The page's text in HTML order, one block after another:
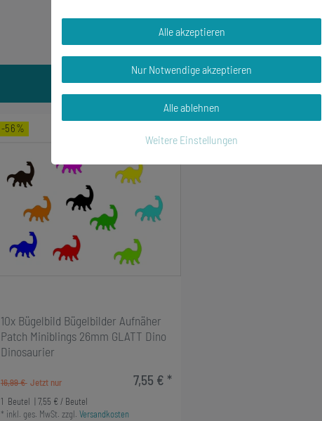
-56%
10x Bügelbild Bügelbilder Aufnäher
Patch Miniblings 26mm GLATT Dino
Dinosaurier
16,99 € 7,55 € *
1 Beutel
| 7,55 € / Beutel
* inkl. ges. MwSt. zzgl. Versandkosten
Alle akzeptieren
Nur Notwendige akzeptieren
Alle ablehnen
Weitere Einstellungen